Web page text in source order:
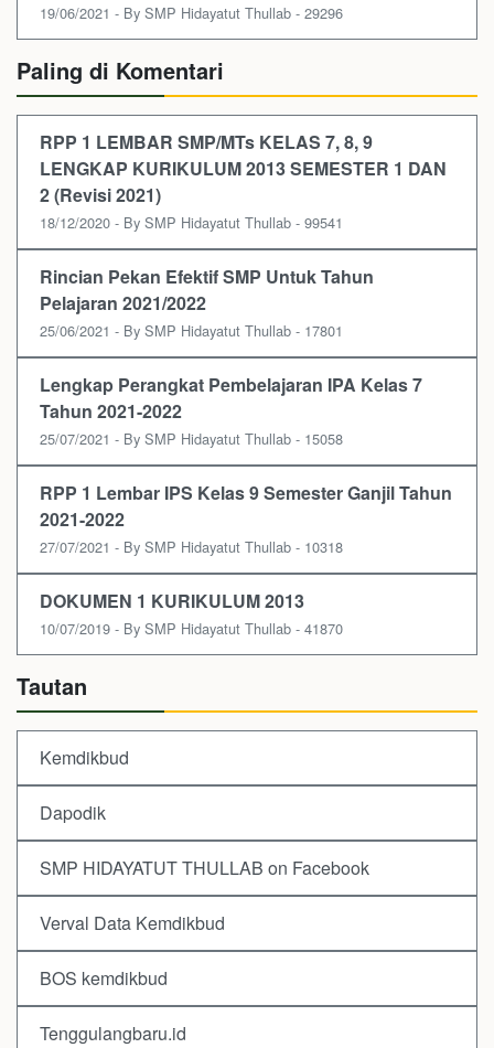
19/06/2021 - By SMP Hidayatut Thullab - 29296
Paling di Komentari
RPP 1 LEMBAR SMP/MTs KELAS 7, 8, 9
LENGKAP KURIKULUM 2013 SEMESTER 1 DAN
2 (Revisi 2021)
18/12/2020 - By SMP Hidayatut Thullab - 99541
Rincian Pekan Efektif SMP Untuk Tahun
Pelajaran 2021/2022
25/06/2021 - By SMP Hidayatut Thullab - 17801
Lengkap Perangkat Pembelajaran IPA Kelas 7
Tahun 2021-2022
25/07/2021 - By SMP Hidayatut Thullab - 15058
RPP 1 Lembar IPS Kelas 9 Semester Ganjil Tahun
2021-2022
27/07/2021 - By SMP Hidayatut Thullab - 10318
DOKUMEN 1 KURIKULUM 2013
10/07/2019 - By SMP Hidayatut Thullab - 41870
Tautan
Kemdikbud
Dapodik
SMP HIDAYATUT THULLAB on Facebook
Verval Data Kemdikbud
BOS kemdikbud
Tenggulangbaru.id